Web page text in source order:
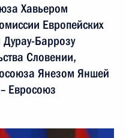
Хавьером
Европейских
Баррозу
Словении,
Янезом Яншей
Евросоюз